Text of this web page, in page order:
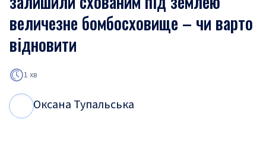
величезне бомбосховище – чи варто
відновити
1 хв
Оксана Тупальська